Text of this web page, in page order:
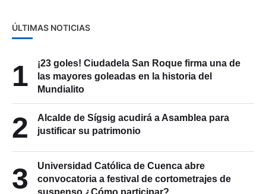
ÚLTIMAS NOTICIAS
1
¡23 goles! Ciudadela San Roque firma una de
las mayores goleadas en la historia del
Mundialito
2
Alcalde de Sígsig acudirá a Asamblea para
justificar su patrimonio
3
Universidad Católica de Cuenca abre
convocatoria a festival de cortometrajes de
suspenso ¿Cómo participar?